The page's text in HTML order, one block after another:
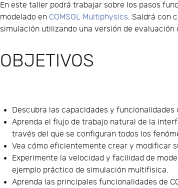
En este taller podrá trabajar sobre los pasos
modelado en COMSOL Multiphysics. Saldrá con
simulación utilizando una versión de evaluación
OBJETIVOS
Descubra las capacidades y funcionalidades
Aprenda el flujo de trabajo natural de la
través del que se configuran todos los
Vea cómo eficientemente crear y modificar
Experimente la velocidad y facilidad de
ejemplo práctico de simulación multifisica.
Aprenda las principales funcionalidades de